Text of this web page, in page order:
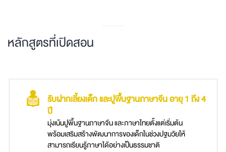
หลักสูตรที่เปิดสอน
รับฝากเลี้ยงเด็ก และปูพื้นฐานภาษาจีน อายุ 1 ถึง 4
ปี
มุ่งเน้นปูพื้นฐานภาษาจีน และภาษาไทยตั้งแต่เริ่มต้น
พร้อมเสริมสร้างพัฒนาการของเด็กในช่วงปฐมวัยให้
สามารถเรียนรู้ภาษาได้อย่างเป็นธรรมชาติ